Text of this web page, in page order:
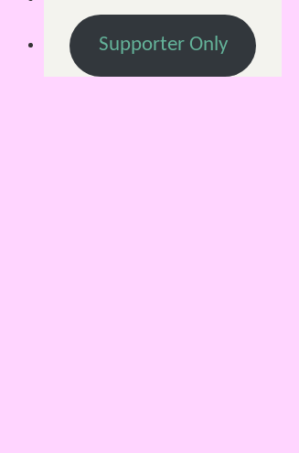
Supporter Only